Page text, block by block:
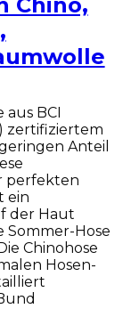
aus BCI
zertifiziertem
Anteil
perfekten
ein
der Haut
Sommer-Hose
Chinohose
Hosen-